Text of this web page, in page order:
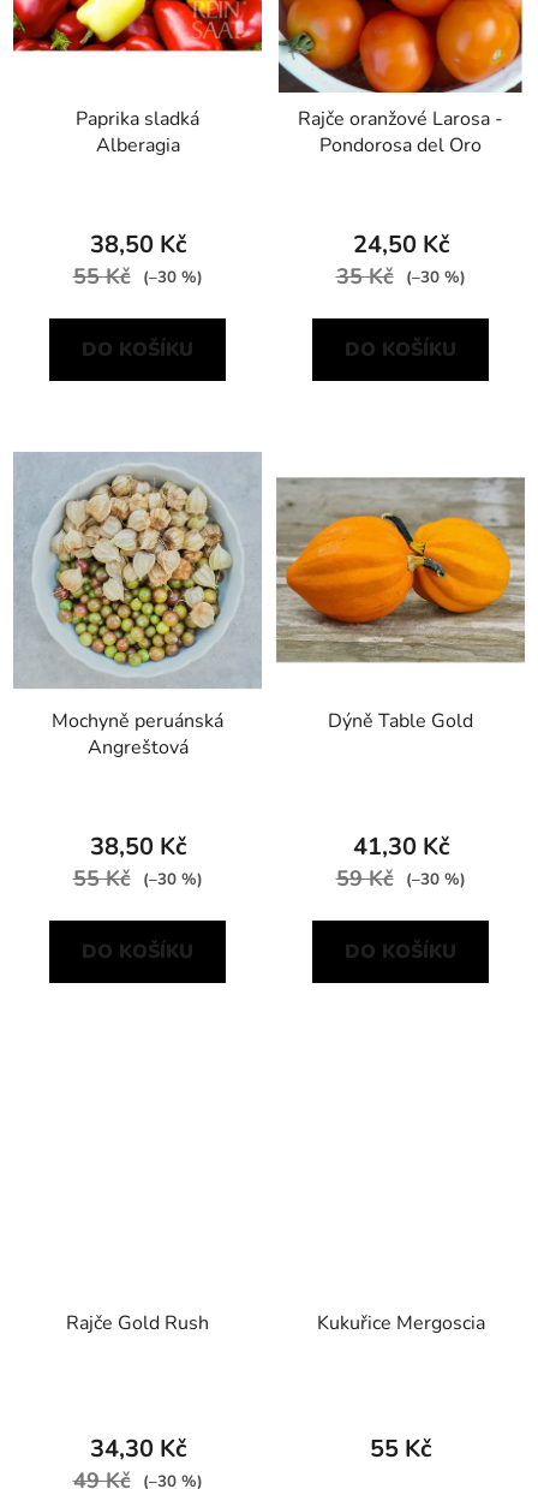
Paprika sladká
Alberagia
38,50 Kč
55 Kč (–30 %)
DO KOŠÍKU
Rajče oranžové Larosa -
Pondorosa del Oro
24,50 Kč
35 Kč (–30 %)
DO KOŠÍKU
Mochyně peruánská
Angreštová
38,50 Kč
55 Kč (–30 %)
DO KOŠÍKU
Dýně Table Gold
41,30 Kč
59 Kč (–30 %)
DO KOŠÍKU
Rajče Gold Rush
34,30 Kč
49 Kč (–30 %)
Kukuřice Mergoscia
55 Kč